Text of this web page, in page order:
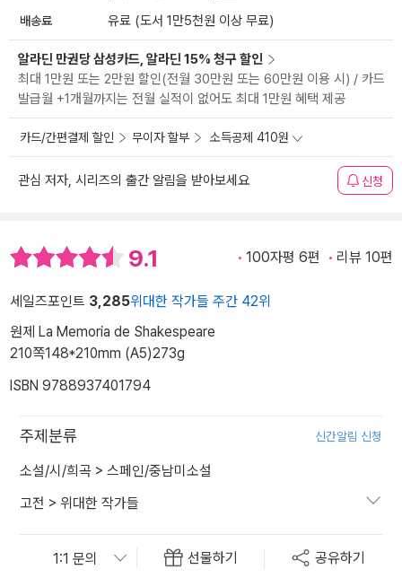
배송료 유료 (도서 1만5천원 이상 무료)
알라딘 만권당 삼성카드, 알라딘 15% 청구 할인
최대 1만원 또는 2만원 할인(전월 30만원 또는 60만원 이용 시) / 카드
발급월 +1개월까지는 전월 실적이 없어도 최대 1만원 혜택 제공
카드/간편결제 할인 무이자 할부 소득공제 410원
관심 저자, 시리즈의 출간 알림을 받아보세요 신청
9.1 100자평 6편 리뷰 10편
세일즈포인트 3,285위대한 작가들 주간 42위
원제 La Memoria de Shakespeare
210쪽148*210mm (A5)273g
ISBN 9788937401794
주제분류 신간알림 신청
소설/시/희곡 > 스페인/중남미소설
고전 > 위대한 작가들
선물하기 공유하기